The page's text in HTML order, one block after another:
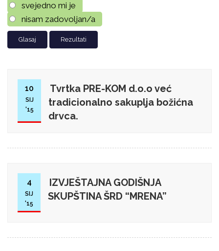
svejedno mi je
nisam zadovoljan/a
Rezultati
10
SIJ
'15
Tvrtka PRE-KOM d.o.o već
tradicionalno sakuplja božićna
drvca.
4
SIJ
'15
IZVJEŠTAJNA GODIŠNJA
SKUPŠTINA ŠRD “MRENA”